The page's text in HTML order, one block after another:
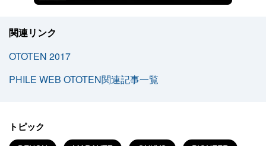
関連リンク
OTOTEN 2017
PHILE WEB OTOTEN関連記事一覧
トピック